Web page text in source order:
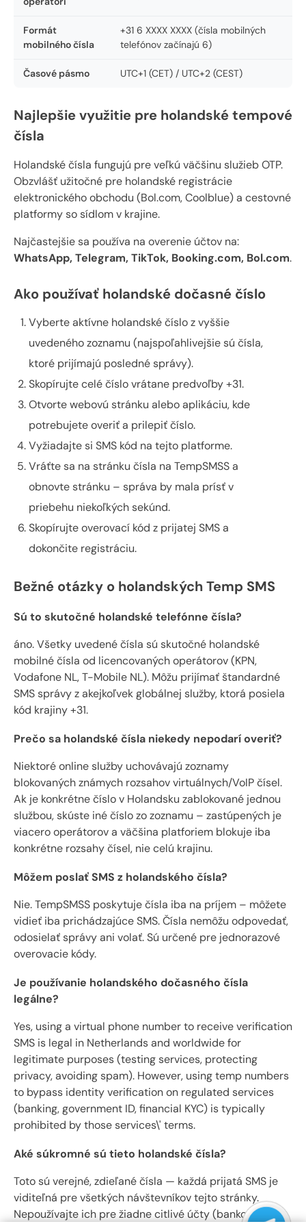
Formát
mobilného čísla
+31 6 XXXX XXXX (čísla mobilných
telefónov začínajú 6)
Časové pásmo UTC+1 (CET) / UTC+2 (CEST)
Najlepšie využitie pre holandské tempové
čísla
Holandské čísla fungujú pre veľkú väčšinu služieb OTP.
Obzvlášť užitočné pre holandské registrácie
elektronického obchodu (Bol.com, Coolblue) a cestovné
platformy so sídlom v krajine.
Najčastejšie sa používa na overenie účtov na:
WhatsApp, Telegram, TikTok, Booking.com, Bol.com.
Ako používať holandské dočasné číslo
Vyberte aktívne holandské číslo z vyššie
uvedeného zoznamu (najspoľahlivejšie sú čísla,
ktoré prijímajú posledné správy).
Skopírujte celé číslo vrátane predvoľby +31.
Otvorte webovú stránku alebo aplikáciu, kde
potrebujete overiť a prilepiť číslo.
Vyžiadajte si SMS kód na tejto platforme.
Vráťte sa na stránku čísla na TempSMSS a
obnovte stránku – správa by mala prísť v
priebehu niekoľkých sekúnd.
Skopírujte overovací kód z prijatej SMS a
dokončite registráciu.
Bežné otázky o holandských Temp SMS
Sú to skutočné holandské telefónne čísla?
áno. Všetky uvedené čísla sú skutočné holandské
mobilné čísla od licencovaných operátorov (KPN,
Vodafone NL, T-Mobile NL). Môžu prijímať štandardné
SMS správy z akejkoľvek globálnej služby, ktorá posiela
kód krajiny +31.
Prečo sa holandské čísla niekedy nepodarí overiť?
Niektoré online služby uchovávajú zoznamy
blokovaných známych rozsahov virtuálnych/VoIP čísel.
Ak je konkrétne číslo v Holandsku zablokované jednou
službou, skúste iné číslo zo zoznamu – zastúpených je
viacero operátorov a väčšina platforiem blokuje iba
konkrétne rozsahy čísel, nie celú krajinu.
Môžem poslať SMS z holandského čísla?
Nie. TempSMSS poskytuje čísla iba na príjem – môžete
vidieť iba prichádzajúce SMS. Čísla nemôžu odpovedať,
odosielať správy ani volať. Sú určené pre jednorazové
overovacie kódy.
Je používanie holandského dočasného čísla
legálne?
Yes, using a virtual phone number to receive verification
SMS is legal in Netherlands and worldwide for
legitimate purposes (testing services, protecting
privacy, avoiding spam). However, using temp numbers
to bypass identity verification on regulated services
(banking, government ID, financial KYC) is typically
prohibited by those services\' terms.
Aké súkromné ​​sú tieto holandské čísla?
Toto sú verejné, zdieľané čísla — každá prijatá SMS je
viditeľná pre všetkých návštevníkov tejto stránky.
Nepoužívajte ich pre žiadne citlivé účty (bankovanie,